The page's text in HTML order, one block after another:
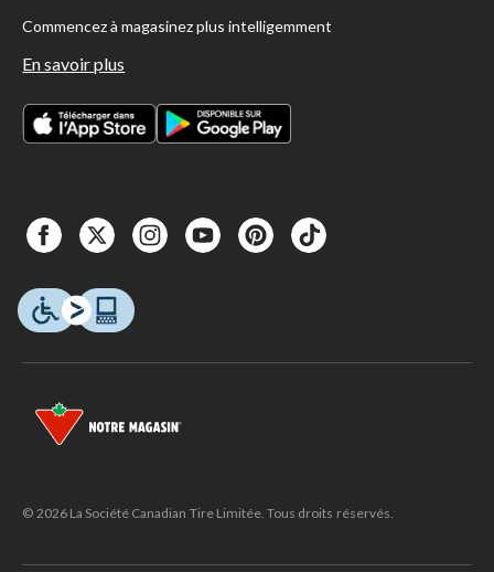
Commencez à magasinez plus intelligemment
En savoir plus
© 2026 La Société Canadian Tire Limitée. Tous droits réservés.